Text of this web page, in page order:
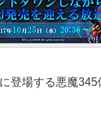
登場する悪魔345